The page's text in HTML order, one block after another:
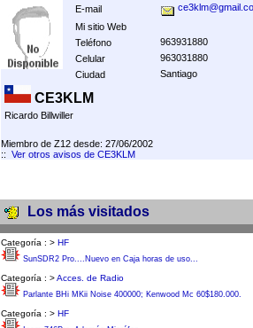
E-mail
Mi sitio Web
Teléfono
963931880
Celular
963031880
Ciudad
Santiago
CE3KLM
Ricardo Billwiller
Miembro de Z12 desde: 27/06/2002
:: Ver otros avisos de CE3KLM
Los más visitados
Categoría : > HF
SunSDR2 Pro....Nuevo en Caja horas de uso...
Categoría : >Acces. de Radio
Parlante BHi MKii Noise 400000; Kenwood Mc 60$180.000.
Categoría : > HF